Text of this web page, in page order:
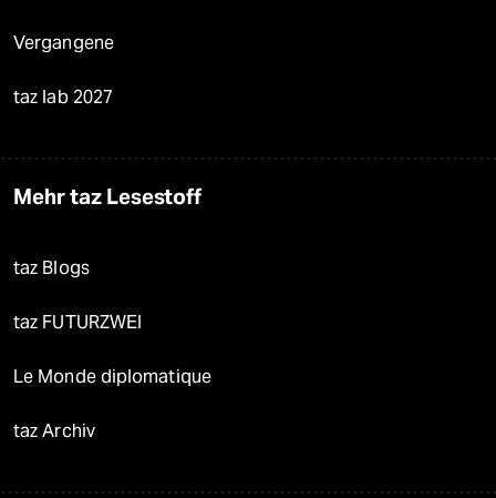
Vergangene
taz lab 2027
Mehr taz Lesestoff
taz Blogs
taz FUTURZWEI
Le Monde diplomatique
taz Archiv